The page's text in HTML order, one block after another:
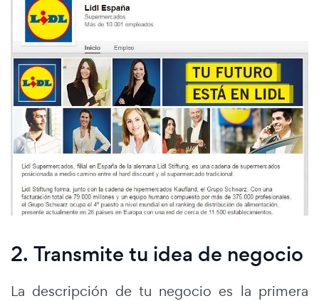
2. Transmite tu idea de negocio
La descripción de tu negocio es la primera